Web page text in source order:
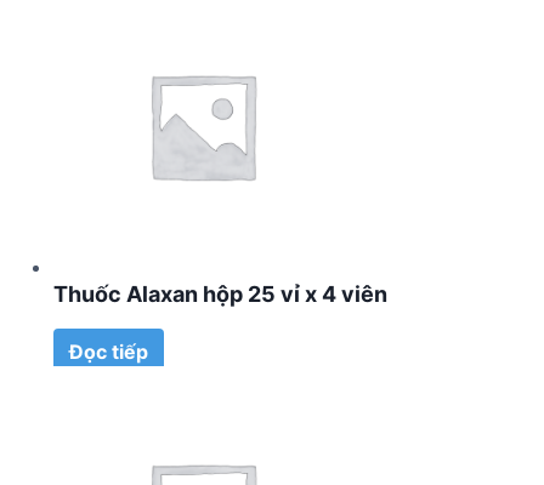
Thuốc Alaxan hộp 25 vỉ x 4 viên
Đọc tiếp